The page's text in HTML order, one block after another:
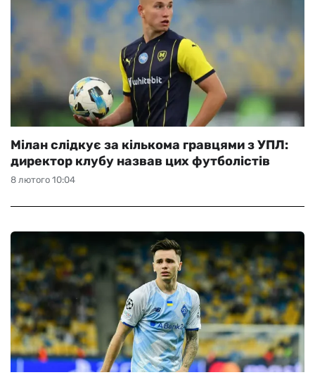
8 лютого 10:04
Мілан слідкує за кількома гравцями з УПЛ:
директор клубу назвав цих футболістів